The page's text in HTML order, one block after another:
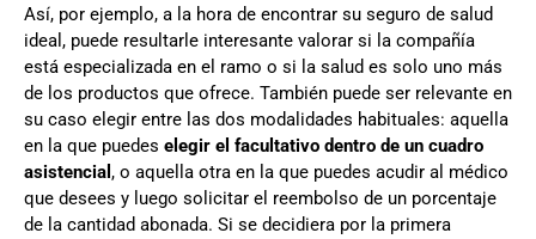
Así, por ejemplo, a la hora de encontrar su seguro de salud
ideal, puede resultarle interesante valorar si la compañía
está especializada en el ramo o si la salud es solo uno más
de los productos que ofrece. También puede ser relevante en
su caso elegir entre las dos modalidades habituales: aquella
en la que puedes elegir el facultativo dentro de un cuadro
asistencial , o aquella otra en la que puedes acudir al médico
que desees y luego solicitar el reembolso de un porcentaje
de la cantidad abonada. Si se decidiera por la primera